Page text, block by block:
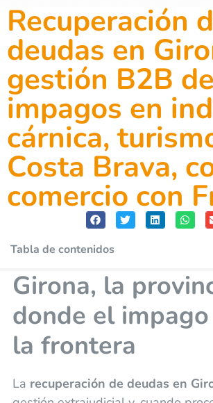
Recuperación
deudas en
gestión B2B de
impagos en
cárnica,
Costa Brava,
comercio con
Tabla de contenidos
Girona, la
donde el
la frontera
La recuperación de deudas en